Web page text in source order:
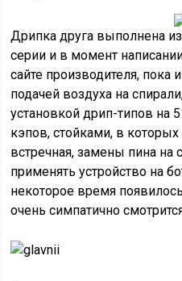
Дрипка друга выполнена
серии и в момент
сайте производителя, пока
подачей воздуха на
установкой дрип-типов на
кэпов, стойками, в
встречная, замены пина на
применять устройство на
некоторое время
очень симпатично